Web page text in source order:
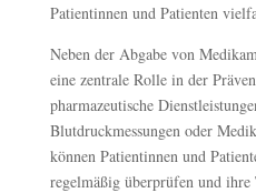
Patientinnen und Patienten
Neben der Abgabe von
eine zentrale Rolle in der
pharmazeutische
Blutdruckmessungen oder
können Patientinnen und
regelmäßig überprüfen und ihre